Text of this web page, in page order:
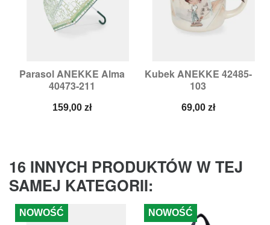
Parasol ANEKKE Alma
40473-211
Cena
159,00 zł
Kubek ANEKKE 42485-
103
Cena
69,00 zł
16 INNYCH PRODUKTÓW W TEJ
SAMEJ KATEGORII:
NOWOŚĆ NOWOŚĆ